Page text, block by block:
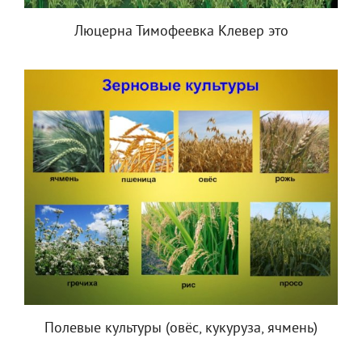
Люцерна Тимофеевка Клевер это
Полевые культуры (овёс, кукуруза, ячмень)